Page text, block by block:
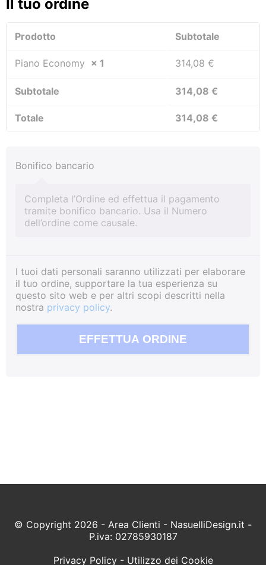
Il tuo ordine
Prodotto Subtotale
Piano Economy × 1 314,08 €
Subtotale 314,08 €
Totale 314,08 €
Bonifico bancario
Completa l’Ordine ed effettua il pagamento
tramite bonifico bancario. Usa il Numero
dell’ordine come causale.
I tuoi dati personali saranno utilizzati per elaborare
il tuo ordine, supportare la tua esperienza su
questo sito web e per altri scopi descritti nella
nostra privacy policy.
EFFETTUA ORDINE
© Copyright 2026 - Area Clienti - NasuelliDesign.it -
P.iva: 02785930187
Privacy Policy- Utilizzo dei Cookie